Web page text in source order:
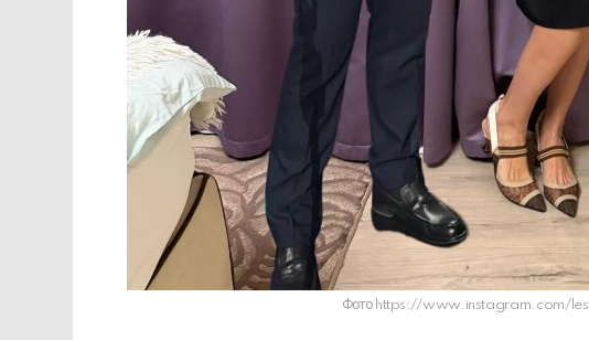
Фото https://www.instagram.com/